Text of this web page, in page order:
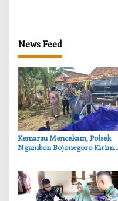
News Feed
‎Kemarau Mencekam, Polsek
Ngambon Bojonegoro Kirim